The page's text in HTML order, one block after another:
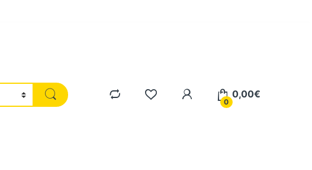
0
0,00€